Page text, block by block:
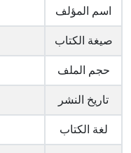
اسم المؤلف
صيغة الكتاب
حجم الملف
تاريخ النشر
لغة الكتاب